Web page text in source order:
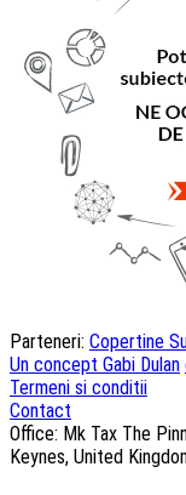
Parteneri: Copertine
Un concept Gabi Dulan
Termeni si conditii
Contact
Office: Mk Tax The
Keynes, United